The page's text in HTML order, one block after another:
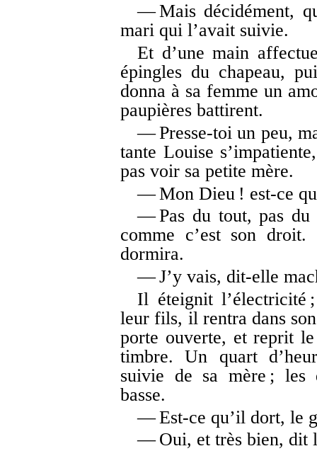
— Mais décidément,
mari qui l’avait suivie.
Et d’une main
épingles du chapeau,
donna à sa femme un
paupières battirent.
— Presse-toi un peu,
tante Louise
pas voir sa petite mère.
— Mon Dieu ! est-ce
— Pas du tout, pas du
comme c’est son
dormira.
— J’y vais, dit-elle
Il éteignit l’électricité
leur fils, il rentra dans
porte ouverte, et reprit
timbre. Un quart
suivie de sa mère ; les
basse.
— Est-ce qu’il dort, le
— Oui, et très bien, dit